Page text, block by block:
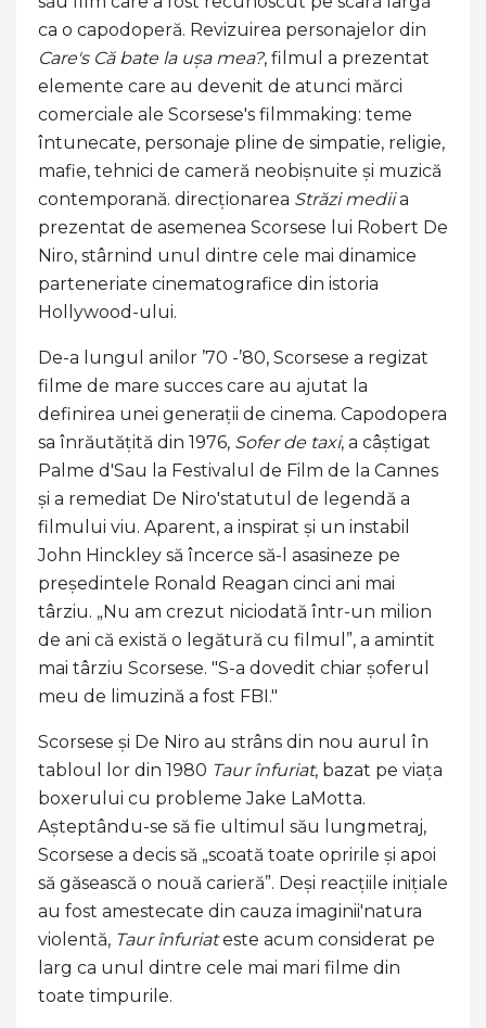
ca o capodoperă. Revizuirea personajelor din
Care's Că bate la ușa mea?, filmul a prezentat
elemente care au devenit de atunci mărci
comerciale ale Scorsese's filmmaking: teme
întunecate, personaje pline de simpatie, religie,
mafie, tehnici de cameră neobișnuite și muzică
contemporană. direcţionarea Străzi mediia
prezentat de asemenea Scorsese lui Robert De
Niro, stârnind unul dintre cele mai dinamice
parteneriate cinematografice din istoria
Hollywood-ului.
De-a lungul anilor ’70 -’80, Scorsese a regizat
filme de mare succes care au ajutat la
definirea unei generații de cinema. Capodopera
sa înrăutățită din 1976, Sofer de taxi, a câștigat
Palme d'Sau la Festivalul de Film de la Cannes
și a remediat De Niro'statutul de legendă a
filmului viu. Aparent, a inspirat și un instabil
John Hinckley să încerce să-l asasineze pe
președintele Ronald Reagan cinci ani mai
târziu. „Nu am crezut niciodată într-un milion
de ani că există o legătură cu filmul”, a amintit
mai târziu Scorsese. "S-a dovedit chiar șoferul
meu de limuzină a fost FBI."
Scorsese și De Niro au strâns din nou aurul în
tabloul lor din 1980 Taur înfuriat, bazat pe viața
boxerului cu probleme Jake LaMotta.
Așteptându-se să fie ultimul său lungmetraj,
Scorsese a decis să „scoată toate opririle și apoi
să găsească o nouă carieră”. Deși reacțiile inițiale
au fost amestecate din cauza imaginii'natura
violentă, Taur înfuriateste acum considerat pe
larg ca unul dintre cele mai mari filme din
toate timpurile.